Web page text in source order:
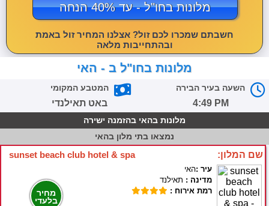
מלונות בחו"ל - עד 40% הנחה
חשבתם שמכרו לכם זול? אצלנו המחיר זול באמת
ובהתחייבות מלאה
מלונות בחו"ל ב - האי
המטבע המקומי
באט תאילנדי
השעה בעיר הבירה
4:49 PM
מלונות בהאי בהזמנה ישירה
נמצאו בתי מלון בהאי
sunset beach club hotel & spa שם המלון:
מחיר
בלעדי
עיר :האי
מדינה : תאילנד
רמת אירוח :